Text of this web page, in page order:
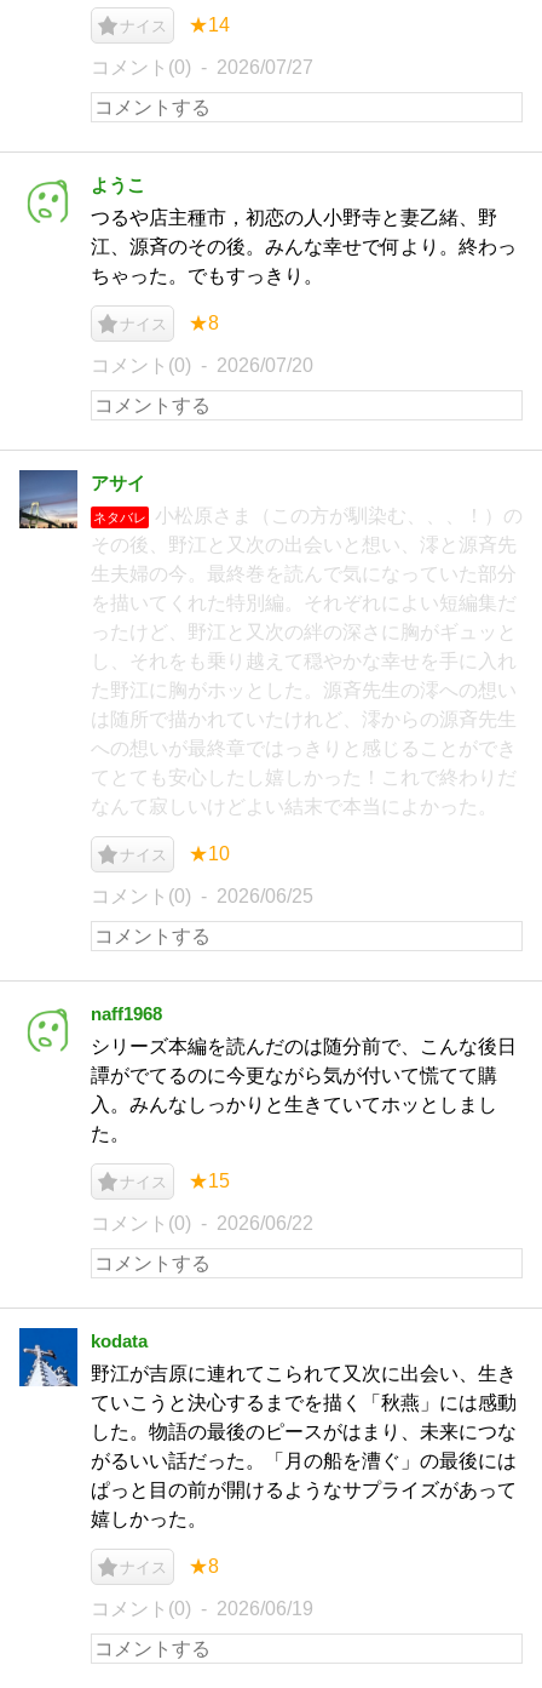
ナイス ★14
コメント(0) 2026/07/27
ようこ
つるや店主種市，初恋の人小野寺と妻乙緒、野
江、源斉のその後。みんな幸せで何より。終わっ
ちゃった。でもすっきり。
ナイス ★8
コメント(0) 2026/07/20
アサイ
ネタバレ
小松原さま（この方が馴染む、、、！）の
その後、野江と又次の出会いと想い、澪と源斉先
生夫婦の今。最終巻を読んで気になっていた部分
を描いてくれた特別編。それぞれによい短編集だ
ったけど、野江と又次の絆の深さに胸がギュッと
し、それをも乗り越えて穏やかな幸せを手に入れ
た野江に胸がホッとした。源斉先生の澪への想い
は随所で描かれていたけれど、澪からの源斉先生
への想いが最終章ではっきりと感じることができ
てとても安心したし嬉しかった！これで終わりだ
なんて寂しいけどよい結末で本当によかった。
ナイス ★10
コメント(0) 2026/06/25
naff1968
シリーズ本編を読んだのは随分前で、こんな後日
譚がでてるのに今更ながら気が付いて慌てて購
入。みんなしっかりと生きていてホッとしまし
た。
ナイス ★15
コメント(0) 2026/06/22
kodata
野江が吉原に連れてこられて又次に出会い、生き
ていこうと決心するまでを描く「秋燕」には感動
した。物語の最後のピースがはまり、未来につな
がるいい話だった。「月の船を漕ぐ」の最後には
ぱっと目の前が開けるようなサプライズがあって
嬉しかった。
ナイス ★8
コメント(0) 2026/06/19